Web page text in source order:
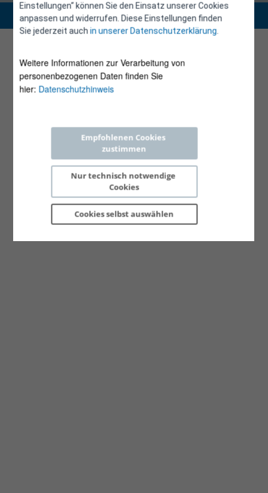
Einstellungen“ können Sie den Einsatz unserer Cookies
anpassen und widerrufen. Diese Einstellungen finden
Sie jederzeit auchin unserer Datenschutzerklärung.
Weitere Informationen zur Verarbeitung von
personenbezogenen Daten finden Sie
hier: Datenschutzhinweis
Empfohlenen Cookies
zustimmen
Nur technisch notwendige
Cookies
Cookies selbst auswählen
Copyright 2026 © E-Control